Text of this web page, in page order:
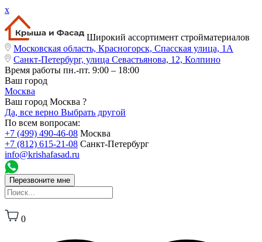
x
Широкий ассортимент стройматериалов
Московская область, Красногорск, Спасская улица, 1А
Санкт-Петербург, улица Севастьянова, 12, Колпино
Время работы пн.-пт. 9:00 – 18:00
Ваш город
Москва
Ваш город Москва ?
Да, все верно Выбрать другой
По всем вопросам:
+7 (499) 490-46-08 Москва
+7 (812) 615-21-08 Санкт-Петербург
info@krishafasad.ru
Перезвоните мне
0